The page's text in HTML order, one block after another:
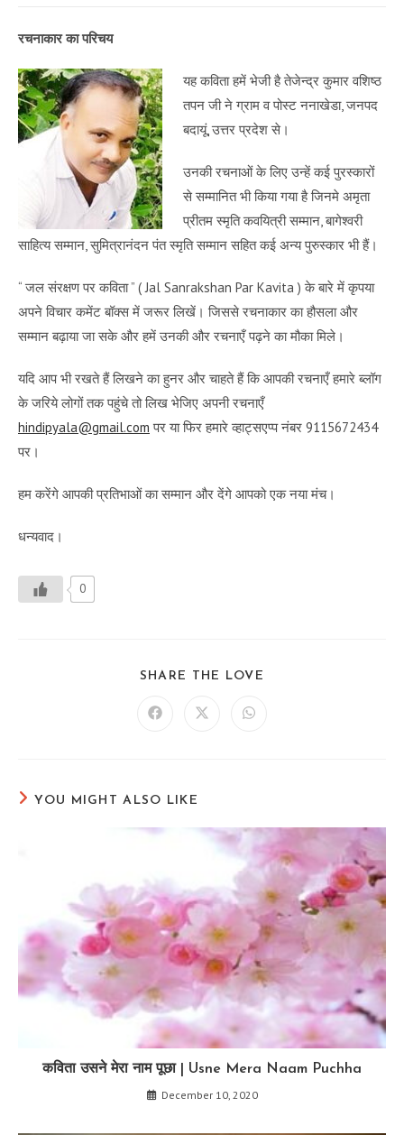
रचनाकार का परिचय
यह कविता हमें भेजी है तेजेन्द्र कुमार वशिष्ठ
तपन जी ने ग्राम व पोस्ट ननाखेडा, जनपद
बदायूं, उत्तर प्रदेश से।
उनकी रचनाओं के लिए उन्हें कई पुरस्कारों
से सम्मानित भी किया गया है जिनमे अमृता
प्रीतम स्मृति कवयित्री सम्मान, बागेश्वरी
साहित्य सम्मान, सुमित्रानंदन पंत स्मृति सम्मान सहित कई अन्य पुरुस्कार भी हैं।
“जल संरक्षण पर कविता” ( Jal Sanrakshan Par Kavita ) के बारे में कृपया
अपने विचार कमेंट बॉक्स में जरूर लिखें। जिससे रचनाकार का हौसला और
सम्मान बढ़ाया जा सके और हमें उनकी और रचनाएँ पढ़ने का मौका मिले।
यदि आप भी रखते हैं लिखने का हुनर और चाहते हैं कि आपकी रचनाएँ हमारे ब्लॉग
के जरिये लोगों तक पहुंचे तो लिख भेजिए अपनी रचनाएँ
hindipyala@gmail.com पर या फिर हमारे व्हाट्सएप्प नंबर 9115672434
पर।
हम करेंगे आपकी प्रतिभाओं का सम्मान और देंगे आपको एक नया मंच।
धन्यवाद।
0
SHARE THE LOVE
Opens Opens Opens
YOU MIGHT ALSO LIKE
कविता उसने मेरा नाम पूछा | Usne Mera Naam Puchha
December 10, 2020